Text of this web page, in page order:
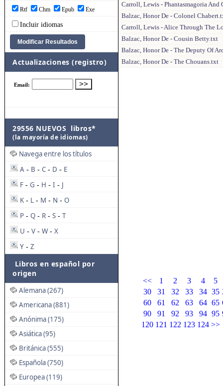
Rtf Chm Epub Exe
Incluir idiomas
Actualizaciones (registro)
29556 NUEVOS libros*
(la mayoría de idiomas)
Navega entre los títulos
A - B - C - D - E
F - G - H - I - J
K - L - M - N - O
P - Q - R - S - T
U - V - W - X
Y - Z
Libros en español por
origen
Alemana (267)
Americana (881)
Anónima (175)
Asiática (95)
Británica (555)
Española (750)
Europea (119)
Carroll, Lewis - Phantasmagoria And
Balzac, Honor De - Colonel
Carroll, Lewis - Alice Through The
Balzac, Honor De - Cousin Betty.txt
Balzac, Honor De - The Deputy Of
Balzac, Honor De - The Chouans.txt
<< 1 2 3 4
5
30
31 32 33 34 35
60
61 62 63 64 65
90
91 92 93 94 95
120 121 122 123 124 >>